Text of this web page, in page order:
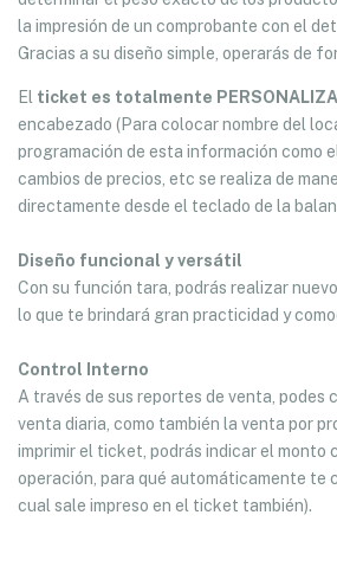
la impresión de un comprobante con el
Gracias a su diseño simple, operarás de
El ticket es totalmente
encabezado (Para colocar nombre del
programación de esta información como
cambios de precios, etc se realiza de
directamente desde el teclado de la
Diseño funcional y versátil
Con su función tara, podrás realizar
lo que te brindará gran practicidad y
Control Interno
A través de sus reportes de venta, podes
venta diaria, como también la venta por
imprimir el ticket, podrás indicar el monto
operación, para qué automáticamente te
cual sale impreso en el ticket también).